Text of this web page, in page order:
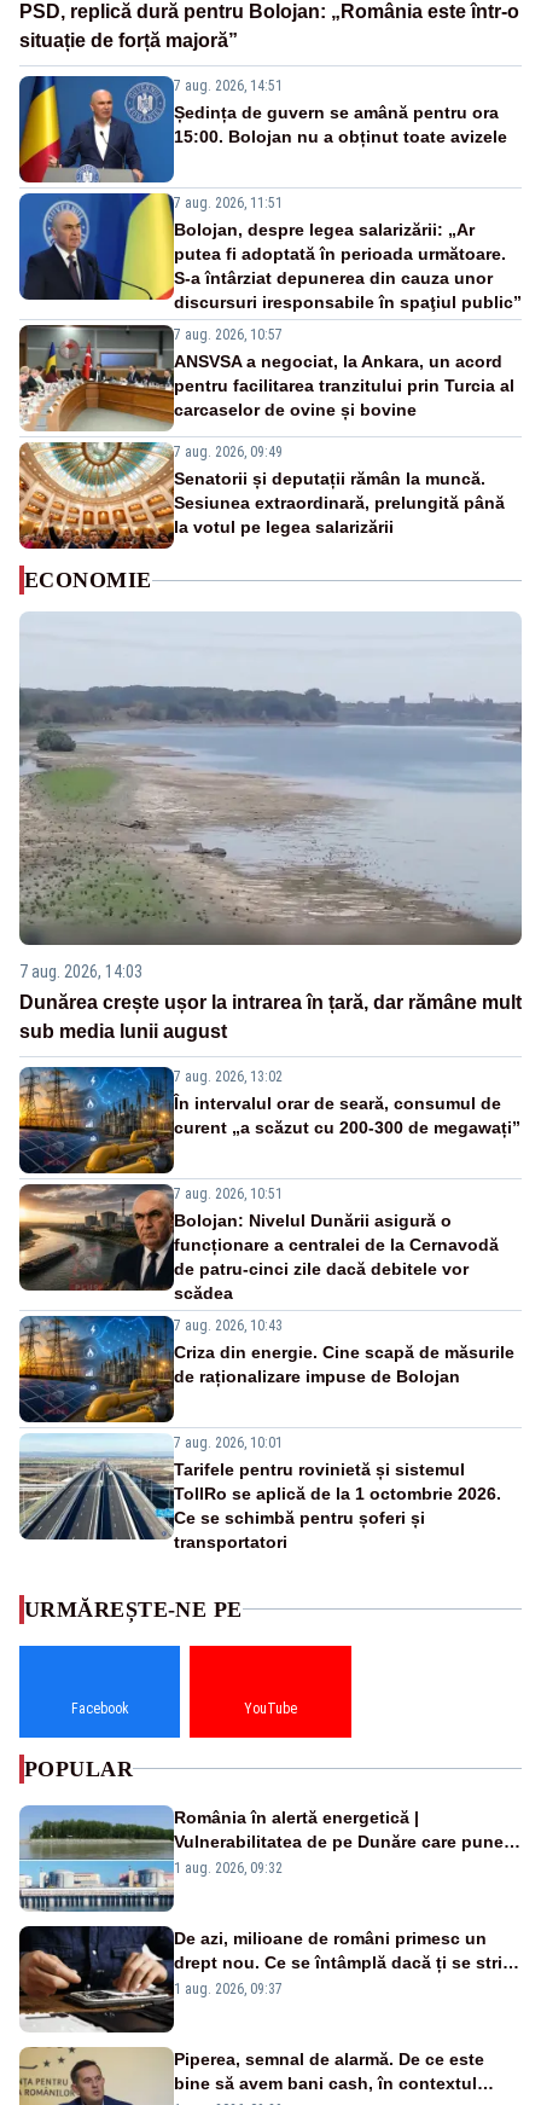
PSD, replică dură pentru Bolojan: „România este într-o
situație de forță majoră”
7 aug. 2026, 14:51
Ședința de guvern se amână pentru ora
15:00. Bolojan nu a obținut toate avizele
7 aug. 2026, 11:51
Bolojan, despre legea salarizării: „Ar
putea fi adoptată în perioada următoare.
S-a întârziat depunerea din cauza unor
discursuri iresponsabile în spaţiul public”
7 aug. 2026, 10:57
ANSVSA a negociat, la Ankara, un acord
pentru facilitarea tranzitului prin Turcia al
carcaselor de ovine și bovine
7 aug. 2026, 09:49
Senatorii și deputații rămân la muncă.
Sesiunea extraordinară, prelungită până
la votul pe legea salarizării
ECONOMIE
7 aug. 2026, 14:03
Dunărea crește ușor la intrarea în țară, dar rămâne mult
sub media lunii august
7 aug. 2026, 13:02
În intervalul orar de seară, consumul de
curent „a scăzut cu 200-300 de megawați”
7 aug. 2026, 10:51
Bolojan: Nivelul Dunării asigură o
funcționare a centralei de la Cernavodă
de patru-cinci zile dacă debitele vor
scădea
7 aug. 2026, 10:43
Criza din energie. Cine scapă de măsurile
de raționalizare impuse de Bolojan
7 aug. 2026, 10:01
Tarifele pentru rovinietă și sistemul
TollRo se aplică de la 1 octombrie 2026.
Ce se schimbă pentru șoferi și
transportatori
URMĂREȘTE-NE PE
Facebook YouTube
POPULAR
România în alertă energetică |
Vulnerabilitatea de pe Dunăre care pune
în pericol Centrala Cernavodă era
1 aug. 2026, 09:32
De azi, milioane de români primesc un
drept nou. Ce se întâmplă dacă ți se strică
un produs
1 aug. 2026, 09:37
Piperea, semnal de alarmă. De ce este
bine să avem bani cash, în contextul